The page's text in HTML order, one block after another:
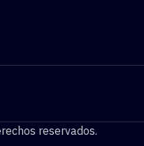
reservados.